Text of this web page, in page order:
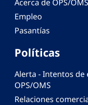
Acerca de OPS/OMS
Empleo
Pasantías
Políticas
Alerta - Intentos de
OPS/OMS
Relaciones